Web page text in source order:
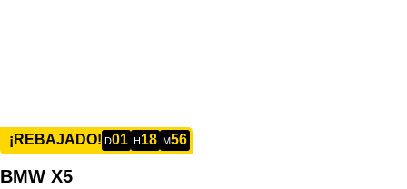
¡REBAJADO! D01 H18 M56
BMW X5